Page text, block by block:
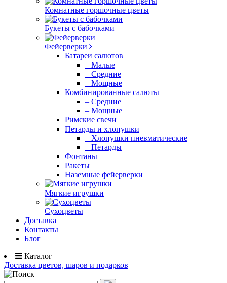
Комнатные горшочные цветы
Букеты с бабочками
Фейерверки
Батареи салютов
– Малые
– Средние
– Мощные
Комбинированные салюты
– Средние
– Мощные
Римские свечи
Петарды и хлопушки
– Хлопушки пневматические
– Петарды
Фонтаны
Ракеты
Наземные фейерверки
Мягкие игрушки
Сухоцветы
Доставка
Контакты
Блог
Каталог
Доставка цветов, шаров и подарков